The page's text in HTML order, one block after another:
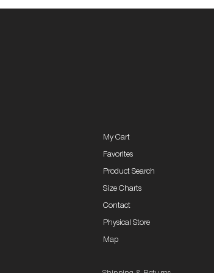
My Cart
Favorites
Product Search
Size Charts
Contact
Physical Store
Map